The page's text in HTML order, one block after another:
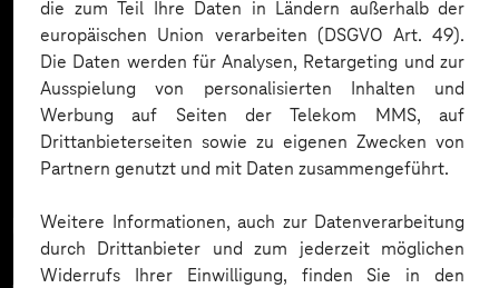
die zum Teil Ihre Daten in Ländern außerhalb der
europäischen Union verarbeiten (DSGVO Art. 49).
Die Daten werden für Analysen, Retargeting und zur
Ausspielung von personalisierten Inhalten und
Werbung auf Seiten der Telekom MMS, auf
Drittanbieterseiten sowie zu eigenen Zwecken von
Partnern genutzt und mit Daten zusammengeführt.
Weitere Informationen, auch zur Datenverarbeitung
durch Drittanbieter und zum jederzeit möglichen
Widerrufs Ihrer Einwilligung, finden Sie in den
Texte aufnimmt und daraus einen Sound generiert.
Der programmierte und trainierte Algorithmus textet,
singt und komponiert nun eine Szene der Oper für
jede Vorstellung neu. Telekom MMS hat für die
Synthetisierung ein Frontend entwickelt, damit die
Audiofiles direkt von den Künstlern von Phase 7 und
Passagen der Oper, die von der KI gesungen werden,
sind Text und Noten schon vorher bekannt.
darstellender Kunst verbindet, schafft sie einen neuen
Interaktionsraum für modernste Hochtechnologie und
klassische Opernelemente. Mit diesem Experiment
spricht das Traditionshaus zusätzlich zum klassischen
Opernpublikum eine jüngere, Technik-affine
Zielgruppe an. Gleichzeitig erlangte die Premiere mit
hohe mediale Aufmerksamkeit – in Deutschland und
darüber hinaus: „chasing waterfalls“ wird als nächstes
Mehr laden
Über die Semperoper Dresden